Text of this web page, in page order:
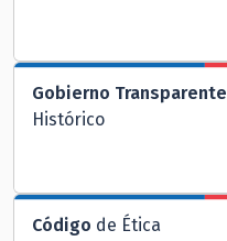
Gobierno Transparente
Histórico
Código de Ética